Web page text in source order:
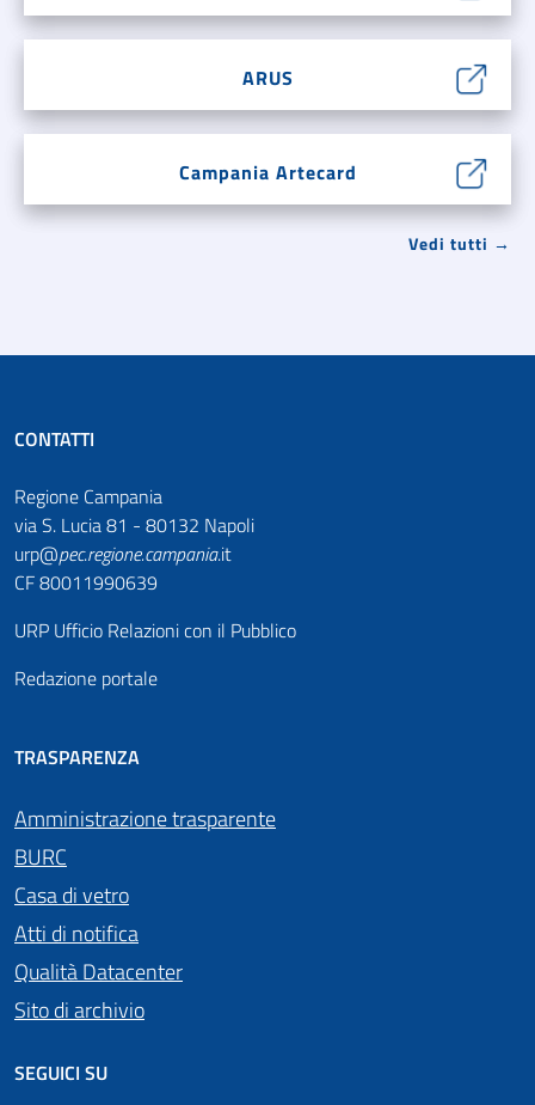
ARUS
Campania Artecard
Vedi tutti →
CONTATTI
Regione Campania
via S. Lucia 81 - 80132 Napoli
urp@pec.regione.campania.it
CF 80011990639
URP Ufficio Relazioni con il Pubblico
Redazione portale
TRASPARENZA
Amministrazione trasparente
BURC
Casa di vetro
Atti di notifica
Qualità Datacenter
Sito di archivio
SEGUICI SU